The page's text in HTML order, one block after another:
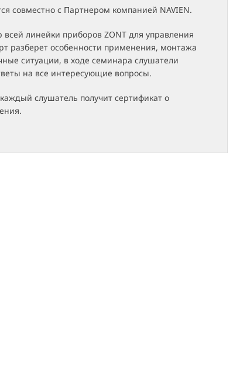
совместно с Партнером компанией NAVIEN.
линейки приборов ZONT для управления
разберет особенности применения, монтажа
ситуации, в ходе семинара слушатели
на все интересующие вопросы.
слушатель получит сертификат о